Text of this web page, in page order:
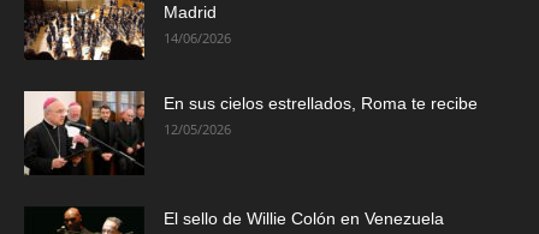
Madrid
14/06/2026
En sus cielos estrellados, Roma te recibe
12/05/2026
El sello de Willie Colón en Venezuela